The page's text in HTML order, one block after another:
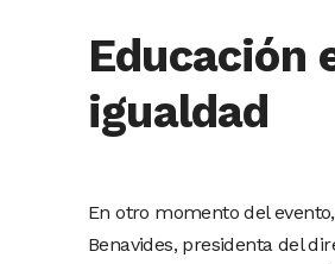
Educación
igualdad
En otro momento del
Benavides, presidenta del